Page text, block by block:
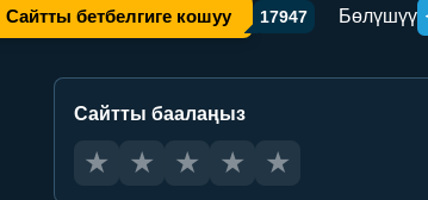
Сайтты бетбелгиге кошуу 17947 Бөлүшүү
Сайтты баалаңыз
★ ★ ★ ★ ★